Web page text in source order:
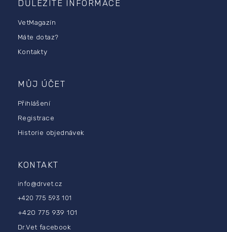
DŮLEŽITÉ INFORMACE
VetMagazín
Máte dotaz?
Kontakty
MŮJ ÚČET
Přihlášení
Registrace
Historie objednávek
KONTAKT
info @drvet.cz
+420 775 593 101
+420 775 939 101
Dr.Vet facebook